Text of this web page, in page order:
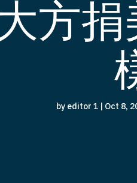
方
by editor 1 Oct 8,